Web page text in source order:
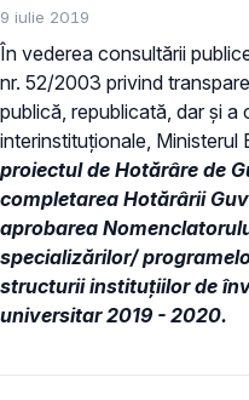
9 iulie 2019
În vederea consultării
nr. 52/2003 privind
publică, republicată, dar și a
interinstituționale, Ministerul
proiectul de Hotărâre de
completarea Hotărârii
aprobarea
specializărilor/
structurii instituțiilor de
universitar 2019 - 2020.